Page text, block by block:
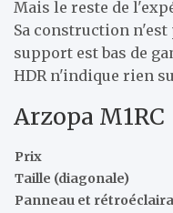
Mais le reste de
Sa construction
support est bas de
HDR n'indique rien
Arzopa M1RC
Prix
Taille (diagonale)
Panneau et